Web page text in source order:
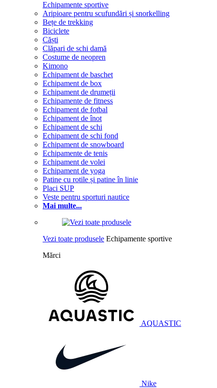
Echipamente sportive
Aripioare pentru scufundări și snorkelling
Bețe de trekking
Biciclete
Căști
Clăpari de schi damă
Costume de neopren
Kimono
Echipament de baschet
Echipament de box
Echipament de drumeții
Echipamente de fitness
Echipament de fotbal
Echipament de înot
Echipament de schi
Echipament de schi fond
Echipament de snowboard
Echipamente de tenis
Echipament de volei
Echipament de yoga
Patine cu rotile și patine în linie
Placi SUP
Veste pentru sporturi nautice
Mai multe...
Vezi toate produsele Echipamente sportive
Mărci
AQUASTIC
Nike